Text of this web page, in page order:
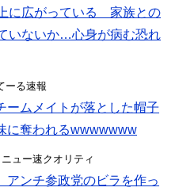
に広がっている 家族との
いないか…心身が病む恐れ
ーる速報
ームメイトが落とした帽子
に奪われるwwwwwww
ュー速クオリティ
アンチ参政党のビラを作っ